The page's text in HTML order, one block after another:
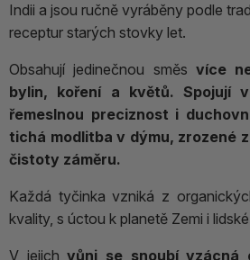
Indii a jsou ručně vyráběny podle
receptur starých stovky let.
Obsahují jedinečnou směs více
bylin, koření a květů. Spojují
řemeslnou preciznost i
tichá modlitba v dýmu, zrozené
čistoty záměru.
Každá tyčinka vzniká z
kvality, s úctou k planetě Zemi i
V jejichvůni se snoubí vzácná